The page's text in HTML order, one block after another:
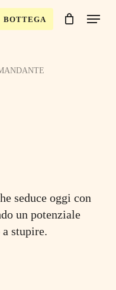
BOTTEGA
Menu
seduce oggi con
un potenziale
stupire.